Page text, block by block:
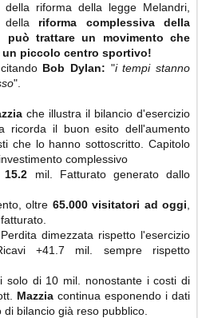
riforma della legge Melandri,
della riforma complessiva della
trattare un movimento che
piccolo centro sportivo!
Bob Dylan: "i tempi stanno
".
che illustra il bilancio d'esercizio
ricorda il buon esito dell'aumento
che lo hanno sottoscritto. Capitolo
complessivo
15.2 mil. Fatturato generato dallo
oltre 65.000 visitatori ad oggi
dimezzata rispetto l'esercizio
+41.7 mil. sempre rispetto
solo di 10 mil. nonostante i costi di
Mazziacontinua esponendo i dati
bilancio già reso pubblico.